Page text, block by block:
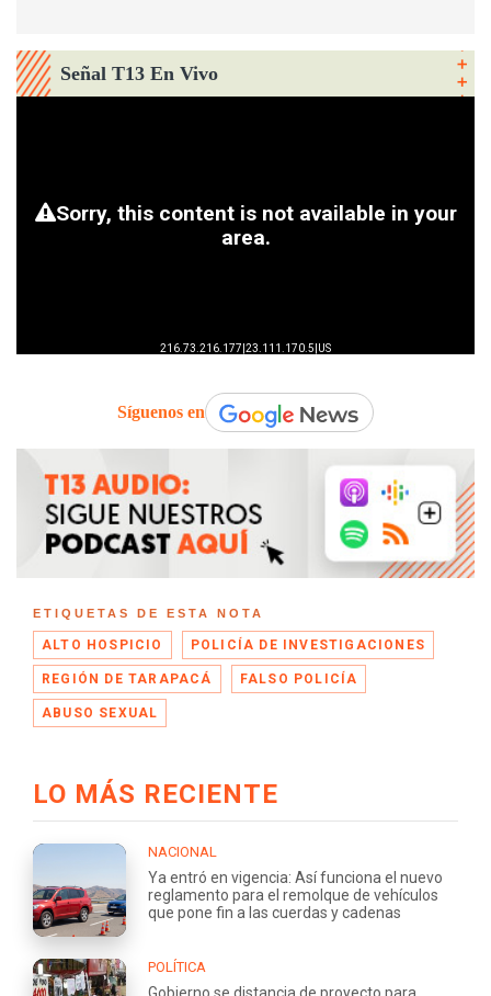
Señal T13 En Vivo
Síguenos en
ETIQUETAS DE ESTA NOTA
ALTO HOSPICIO POLICÍA DE INVESTIGACIONES
REGIÓN DE TARAPACÁ FALSO POLICÍA
ABUSO SEXUAL
LO MÁS RECIENTE
NACIONAL
Ya entró en vigencia: Así funciona el nuevo
reglamento para el remolque de vehículos
que pone fin a las cuerdas y cadenas
POLÍTICA
Gobierno se distancia de proyecto para